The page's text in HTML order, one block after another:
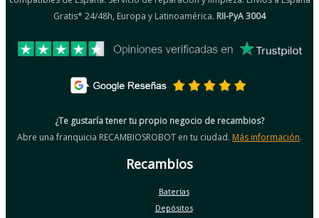
Gratis* 24/48h, Europa y Latinoamérica. RII-PyA 3004
¿Te gustaría tener tu propio negocio de recambios?
Abre una franquicia RECAMBIOSROBOT en tu ciudad. Más información.
Recambios
Baterías
Depósitos